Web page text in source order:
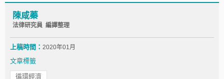
陳咸蓁
法律研究員 編譯整理
上稿時間： 2020年01月
文章標籤
循環經濟